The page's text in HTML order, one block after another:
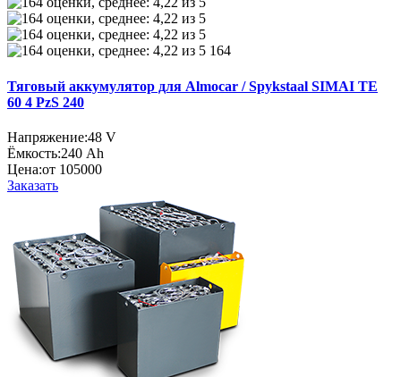
164
Тяговый аккумулятор для Almocar / Spykstaal SIMAI TE
60 4 PzS 240
Напряжение:48 V
Ёмкость:240 Ah
Цена:от 105000
Заказать